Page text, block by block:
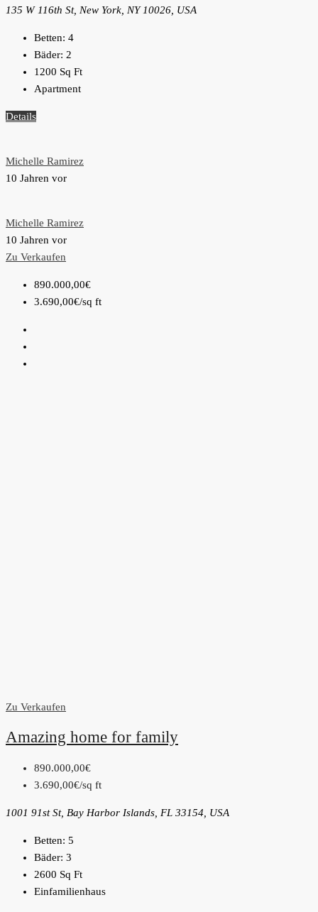
135 W 116th St, New York, NY 10026, USA
Betten: 4
Bäder: 2
1200 Sq Ft
Apartment
Details
Michelle Ramirez
10 Jahren vor
Michelle Ramirez
10 Jahren vor
Zu Verkaufen
890.000,00€
3.690,00€/sq ft
Zu Verkaufen
Amazing home for family
890.000,00€
3.690,00€/sq ft
1001 91st St, Bay Harbor Islands, FL 33154, USA
Betten: 5
Bäder: 3
2600 Sq Ft
Einfamilienhaus